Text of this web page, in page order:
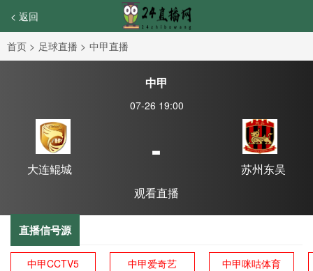
< 返回
首页 > 足球直播 > 中甲直播
中甲
07-26 19:00
大连鲲城
-
苏州东吴
观看直播
直播信号源
中甲CCTV5 中甲爱奇艺 中甲咪咕体育